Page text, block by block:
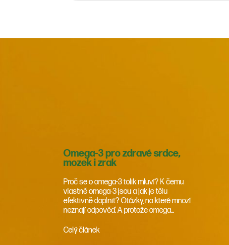
Omega-3 pro zdravé srdce,
mozek i zrak
Proč se o omega-3 tolik mluví? K čemu
vlastně omega-3 jsou a jak je tělu
efektivně doplnit? Otázky, na které mnozí
neznají odpověď. A protože omega...
Celý článek